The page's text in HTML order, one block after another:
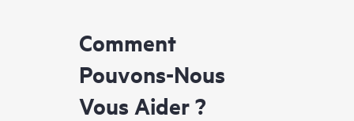
Comment
Pouvons-Nous
Vous Aider ?